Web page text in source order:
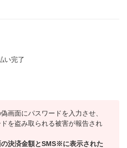
い完了
画面にパスワードを入力させ、
を盗み取られる被害が報告され
決済金額とSMS※に表示された